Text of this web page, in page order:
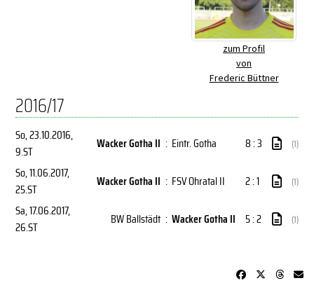
zum Profil
von
Frederic Büttner
2016/17
So, 23.10.2016,
9.ST
Wacker Gotha II : Eintr. Gotha 8 : 3 (1)
So, 11.06.2017,
25.ST
Wacker Gotha II : FSV Ohratal II 2 : 1 (1)
Sa, 17.06.2017,
26.ST
BW Ballstädt : Wacker Gotha II 5 : 2 (1)